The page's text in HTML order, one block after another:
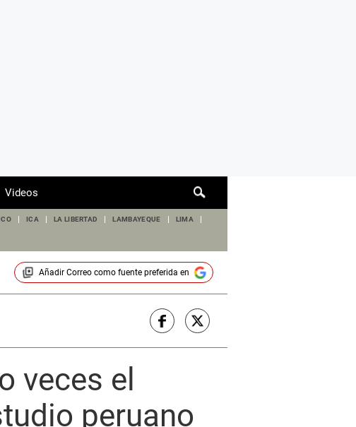
de
Videos
ICA LA LIBERTAD LAMBAYEQUE LIMA
Añadir Correocomo fuente preferida en
veces el
peruano